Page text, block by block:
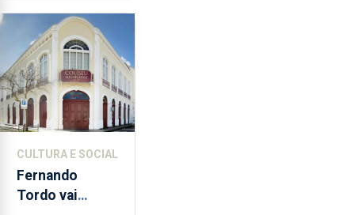
CULTURA E SOCIAL
Fernando
Tordo vai